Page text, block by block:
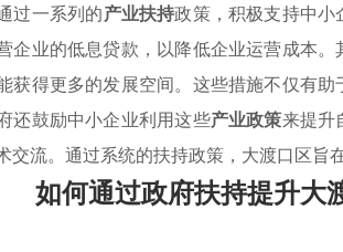
过一系列的产业扶持政策，积极支持中
企业的低息贷款，以降低企业运营成本
获得更多的发展空间。这些措施不仅有
还鼓励中小企业利用这些产业政策来提升
交流。通过系统的扶持政策，大渡口区旨
如何通过政府扶持提升大